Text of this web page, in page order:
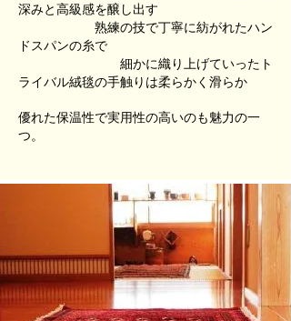
深みと高級感を醸し出す
熟練の技で丁寧に紡がれたハン
ドスパンの糸で
細かに織り上げていったト
ライバル絨毯の手触りは柔らかく滑らか
優れた保温性で実用性の高いのも魅力の一
つ。